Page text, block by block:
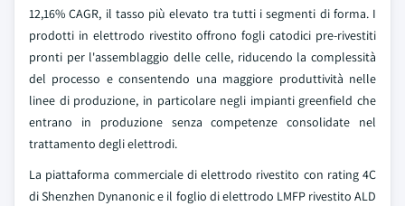
12,16% CAGR, il tasso più elevato tra tutti i segmenti di forma. I
prodotti in elettrodo rivestito offrono fogli catodici pre-rivestiti
pronti per l'assemblaggio delle celle, riducendo la complessità
del processo e consentendo una maggiore produttività nelle
linee di produzione, in particolare negli impianti greenfield che
entrano in produzione senza competenze consolidate nel
trattamento degli elettrodi.
La piattaforma commerciale di elettrodo rivestito con rating 4C
di Shenzhen Dynanonic e il foglio di elettrodo LMFP rivestito ALD